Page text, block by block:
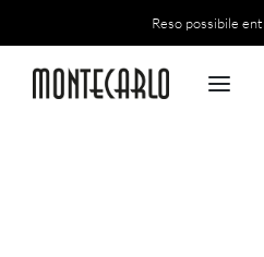
Reso possibile